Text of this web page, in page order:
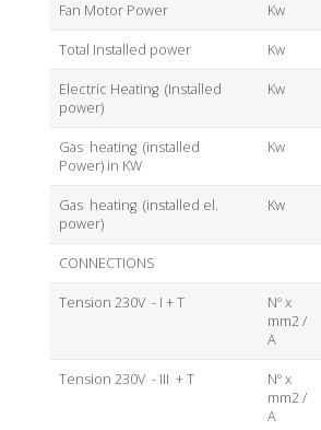
Fan Motor Power Kw
Total Installed power Kw
Electric Heating (Installed
power)
Kw
Gas heating (installed
Power) in KW
Kw
Gas heating (installed el.
power)
Kw
CONNECTIONS
Tension 230V - I + T
Nº x
mm2 /
A
Tension 230V - III + T
Nº x
mm2 /
A